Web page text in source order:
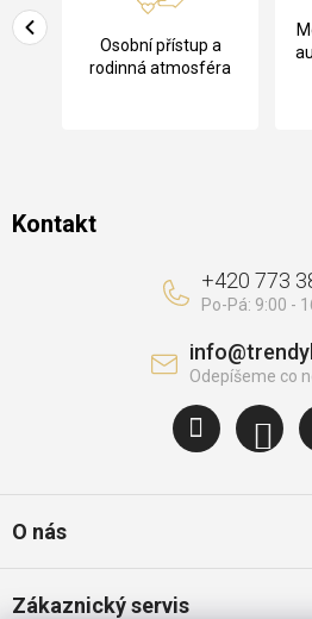
a
Osobní přístup a
rodinná atmosféra
Kontakt
info@
+420 773
O nás
Zákaznický servis